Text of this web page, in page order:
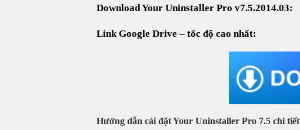
Download Your Uninstaller Pro v7.5.2014.03:
Link Google Drive – tốc độ cao nhất:
Hướng dẫn cài đặt Your Uninstaller Pro 7.5 chi tiết